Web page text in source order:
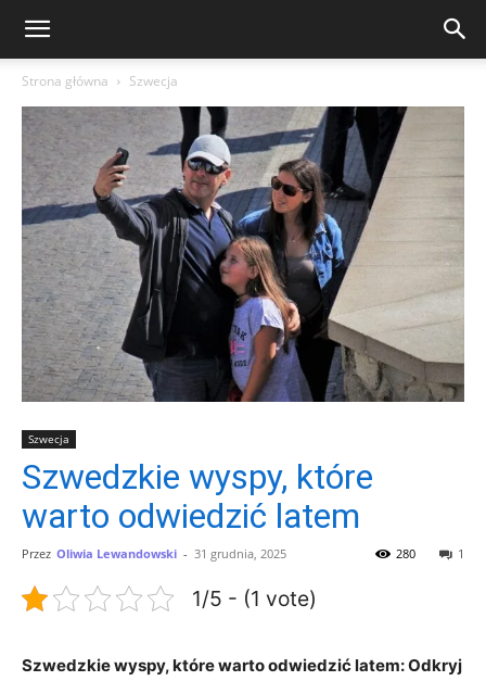
Strona główna Szwecja
Szwecja
Szwedzkie wyspy, które
warto odwiedzić latem
Przez Oliwia Lewandowski - 31 grudnia, 2025 1
280
1/5 - (1 vote)
Szwedzkie wyspy, które warto odwiedzić latem: Odkryj